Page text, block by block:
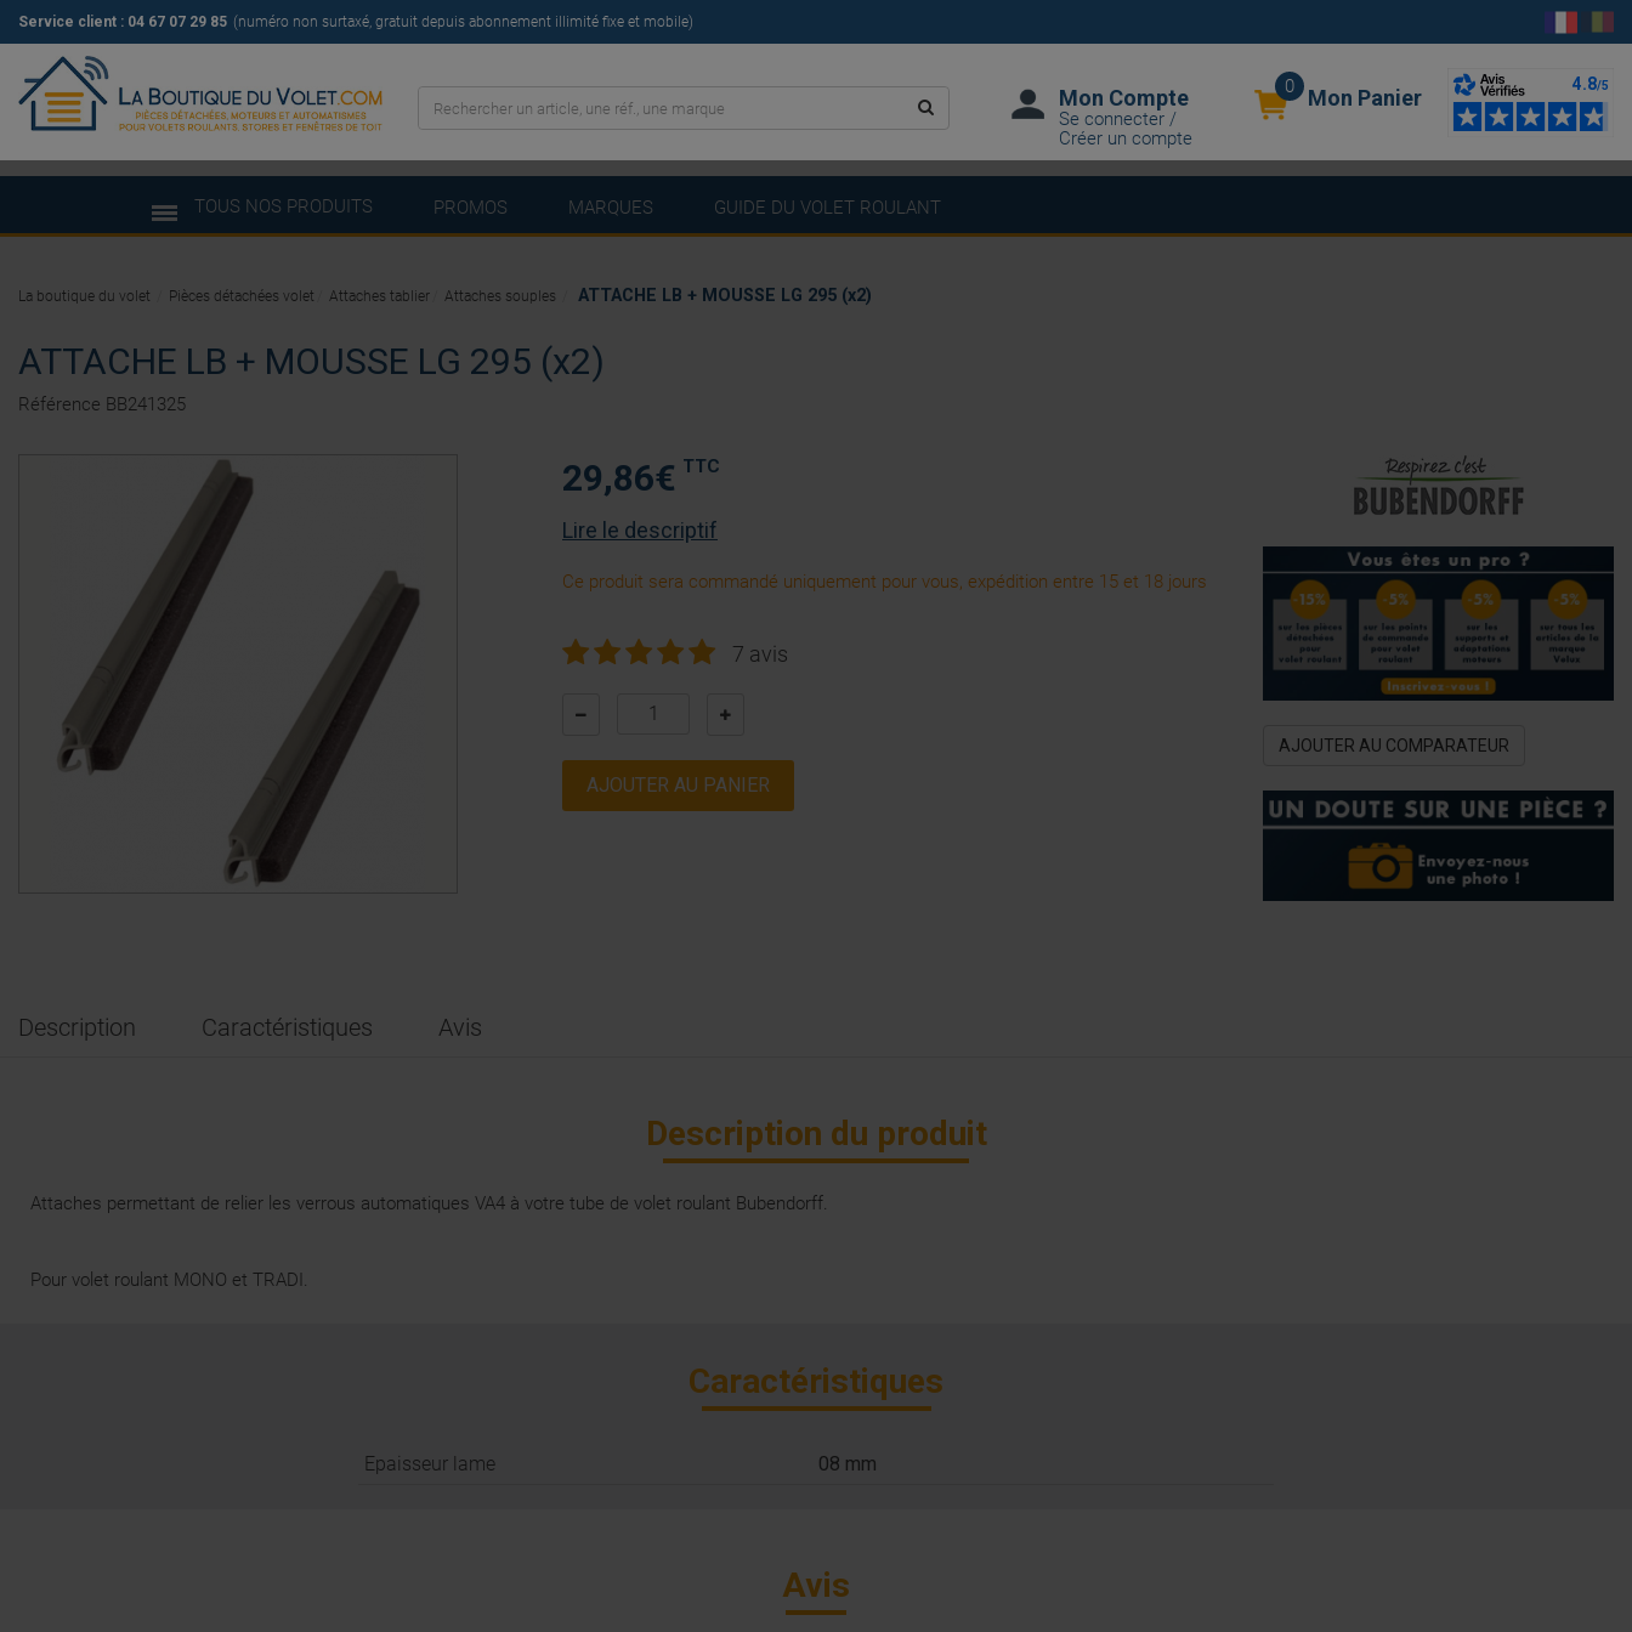
Service client : 04 67 07 29 85 (numéro non surtaxé, gratuit depuis abonnement illimité fixe et mobile)
Mon Compte
Se connecter /
Créer un compte
0 Mon Panier
TOUS NOS PRODUITS PROMOS MARQUES GUIDE DU VOLET ROULANT
ATTACHE LB + MOUSSE LG 295 (x2)
Référence BB241325
29,86€ TTC
Lire le descriptif
Ce produit sera commandé uniquement pour vous, expédition entre 15 et 18 jours
7 avis
AJOUTER AU PANIER
AJOUTER AU COMPARATEUR
Description Caractéristiques Avis
Description du produit
Attaches permettant de relier les verrous automatiques VA4 à votre tube de volet roulant Bubendorff.
Pour volet roulant MONO et TRADI.
Caractéristiques
Epaisseur lame 08 mm
Avis
La boutique du volet Pièces détachées volet Attaches tablier Attaches souples ATTACHE LB + MOUSSE LG 295 (x2)